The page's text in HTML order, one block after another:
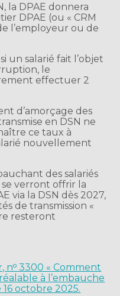
la DPAE donnera
DPAE (ou « CRM
l’employeur ou de
un salarié fait l’objet
le
effectuer 2
d’amorçage des
en DSN ne
ce taux à
nouvellement
des salariés
verront offrir la
via la DSN dès 2027,
de transmission «
resteront
nᵒ 3300 « Comment
à l’embauche
16 octobre 2025.